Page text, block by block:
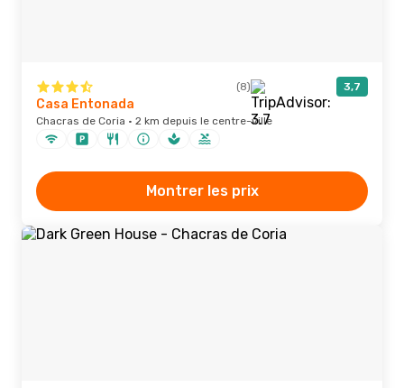
(8) 3,7
Casa Entonada
Chacras de Coria · 2 km depuis le centre-ville
Montrer les prix